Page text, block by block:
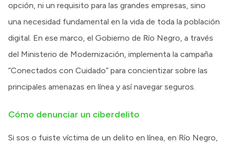
opción, ni un requisito para las grandes empresas, sino
una necesidad fundamental en la vida de toda la población
digital. En ese marco, el Gobierno de Río Negro, a través
del Ministerio de Modernización, implementa la campaña
“Conectados con Cuidado” para concientizar sobre las
principales amenazas en línea y así navegar seguros.
Cómo denunciar un ciberdelito
Si sos o fuiste víctima de un delito en línea, en Río Negro,